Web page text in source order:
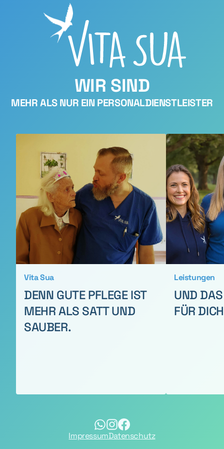
WIR SIND
MEHR ALS NUR EIN PERSONAL­DIENST­LEISTER
Vita Sua
DENN GUTE PFLEGEIST
MEHR ALS SATT UND
SAUBER.
Leistungen
UND
FÜR DICH
ImpressumDatenschutz